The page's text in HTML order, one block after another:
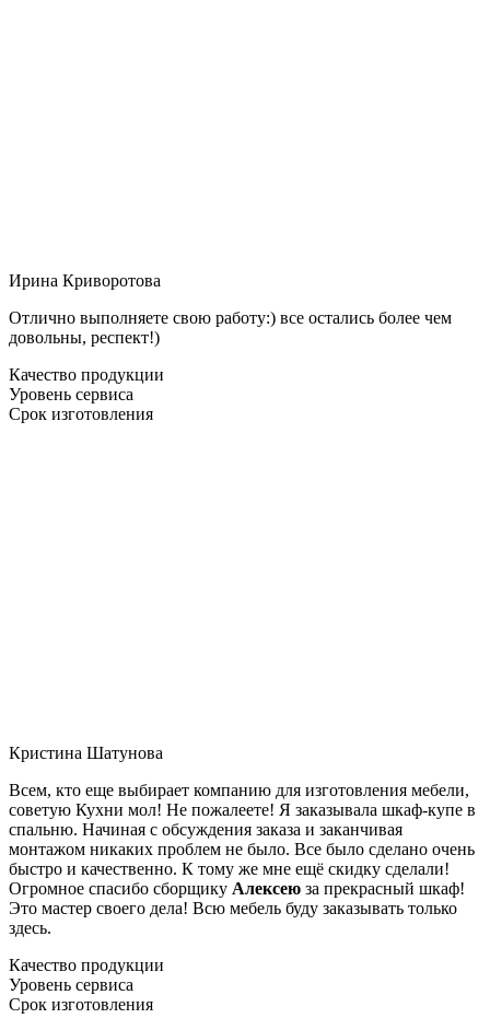
Ирина Криворотова
Отлично выполняете свою работу:) все остались более чем
довольны, респект!)
Качество продукции
Уровень сервиса
Срок изготовления
Кристина Шатунова
Всем, кто еще выбирает компанию для изготовления мебели,
советую Кухни мол! Не пожалеете! Я заказывала шкаф-купе в
спальню. Начиная с обсуждения заказа и заканчивая
монтажом никаких проблем не было. Все было сделано очень
быстро и качественно. К тому же мне ещё скидку сделали!
Огромное спасибо сборщику Алексею за прекрасный шкаф!
Это мастер своего дела! Всю мебель буду заказывать только
здесь.
Качество продукции
Уровень сервиса
Срок изготовления